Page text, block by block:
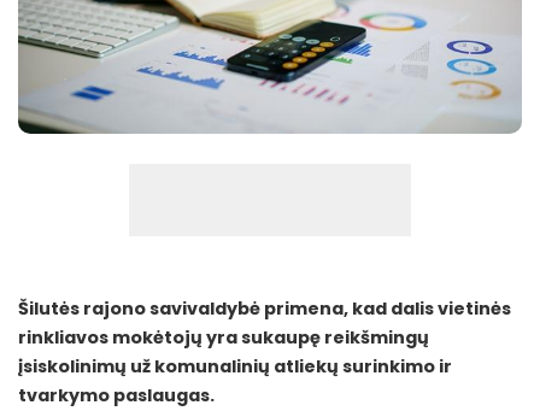
Šilutės rajono savivaldybė primena, kad dalis vietinės
rinkliavos mokėtojų yra sukaupę reikšmingų
įsiskolinimų už komunalinių atliekų surinkimo ir
tvarkymo paslaugas.